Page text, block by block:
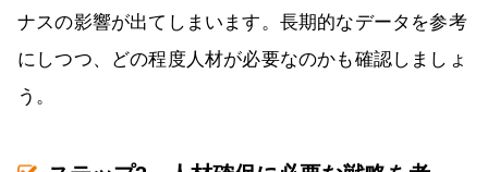
ナスの影響が出てしまいます。長期的なデータを参考
にしつつ、どの程度人材が必要なのかも確認しましょ
う。